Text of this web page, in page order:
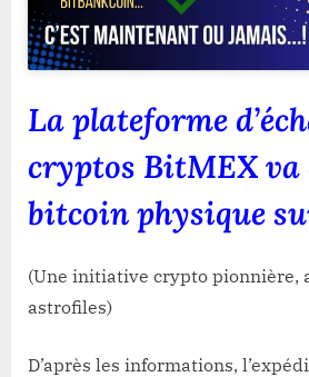
La plateforme
cryptos BitMEX va
bitcoin physique
(Une initiative crypto pionnière,
astrofiles)
D’après les informations,